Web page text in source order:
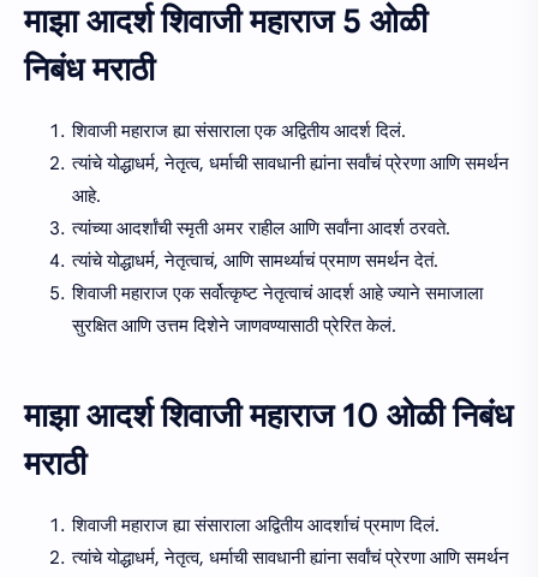
माझा आदर्श शिवाजी महाराज 5 ओळी
निबंध मराठी
शिवाजी महाराज ह्या संसाराला एक अद्वितीय आदर्श दिलं.
त्यांचे योद्धाधर्म, नेतृत्व, धर्माची सावधानी ह्यांना सर्वांचं प्रेरणा आणि समर्थन
आहे.
त्यांच्या आदर्शांची स्मृती अमर राहील आणि सर्वांना आदर्श ठरवते.
त्यांचे योद्धाधर्म, नेतृत्वाचं, आणि सामर्थ्याचं प्रमाण समर्थन देतं.
शिवाजी महाराज एक सर्वोत्कृष्ट नेतृत्वाचं आदर्श आहे ज्याने समाजाला
सुरक्षित आणि उत्तम दिशेने जाणवण्यासाठी प्रेरित केलं.
माझा आदर्श शिवाजी महाराज 10 ओळी निबंध
मराठी
शिवाजी महाराज ह्या संसाराला अद्वितीय आदर्शाचं प्रमाण दिलं.
त्यांचे योद्धाधर्म, नेतृत्व, धर्माची सावधानी ह्यांना सर्वांचं प्रेरणा आणि समर्थन